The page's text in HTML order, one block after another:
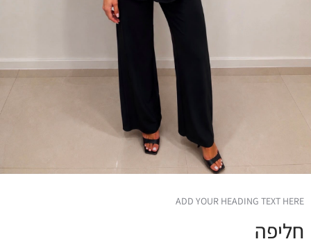
ADD YOUR HEADING TEXT HERE
חליפה